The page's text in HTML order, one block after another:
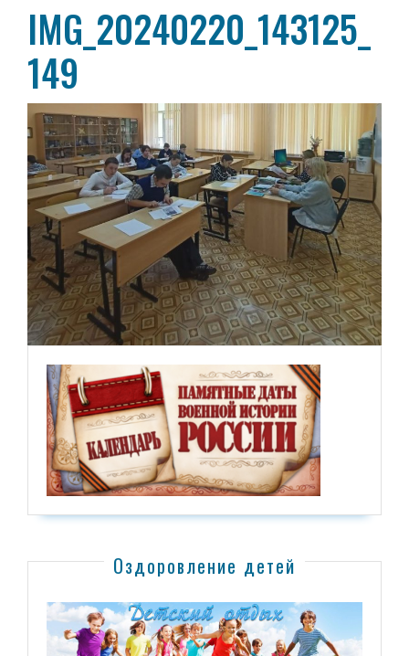
IMG_20240220_143125_
149
Оздоровление детей